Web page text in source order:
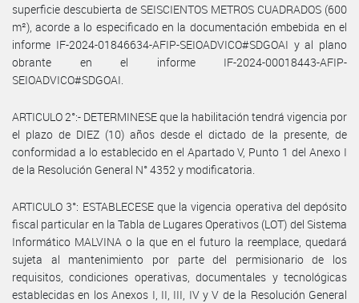
superficie descubierta de SEISCIENTOS METROS CUADRADOS (600
m²), acorde a lo especificado en la documentación embebida en el
informe IF-2024-01846634-AFIP-SEIOADVICO#SDGOAI y al plano
obrante en el informe IF-2024-00018443-AFIP-
SEIOADVICO#SDGOAI.
ARTICULO 2°:- DETERMINESE que la habilitación tendrá vigencia por
el plazo de DIEZ (10) años desde el dictado de la presente, de
conformidad a lo establecido en el Apartado V, Punto 1 del Anexo I
de la Resolución General N° 4352 y modificatoria.
ARTICULO 3°: ESTABLECESE que la vigencia operativa del depósito
fiscal particular en la Tabla de Lugares Operativos (LOT) del Sistema
Informático MALVINA o la que en el futuro la reemplace, quedará
sujeta al mantenimiento por parte del permisionario de los
requisitos, condiciones operativas, documentales y tecnológicas
establecidas en los Anexos I, II, III, IV y V de la Resolución General